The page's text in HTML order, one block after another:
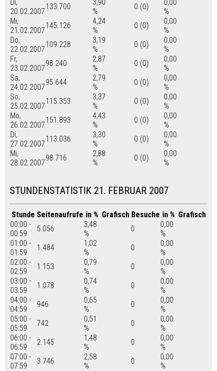
Di,
20.02.2007
133.700
3,90
%
0 (0)
0,00
%
Mi,
21.02.2007
145.126
4,24
%
0 (0)
0,00
%
Do,
22.02.2007
109.228
3,19
%
0 (0)
0,00
%
Fr,
23.02.2007
98.240
2,87
%
0 (0)
0,00
%
Sa,
24.02.2007
95.644
2,79
%
0 (0)
0,00
%
So,
25.02.2007
115.353
3,37
%
0 (0)
0,00
%
Mo,
26.02.2007
151.893
4,43
%
0 (0)
0,00
%
Di,
27.02.2007
113.036
3,30
%
0 (0)
0,00
%
Mi,
28.02.2007
98.716
2,88
%
0 (0)
0,00
%
STUNDENSTATISTIK 21. FEBRUAR 2007
Stunde Seitenaufrufe in % Grafisch Besuche in % Grafisch
00:00 -
00:59
5.056
3,48
%
0
0,00
%
01:00 -
01:59
1.484
1,02
%
0
0,00
%
02:00 -
02:59
1.153
0,79
%
0
0,00
%
03:00 -
03:59
1.078
0,74
%
0
0,00
%
04:00 -
04:59
946
0,65
%
0
0,00
%
05:00 -
05:59
742
0,51
%
0
0,00
%
06:00 -
06:59
2.145
1,48
%
0
0,00
%
07:00 -
07:59
3.746
2,58
%
0
0,00
%